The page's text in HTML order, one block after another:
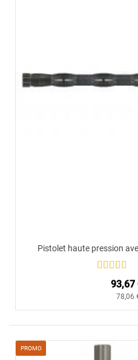
Pistolet haute pression
93,67
78,06
PROMO